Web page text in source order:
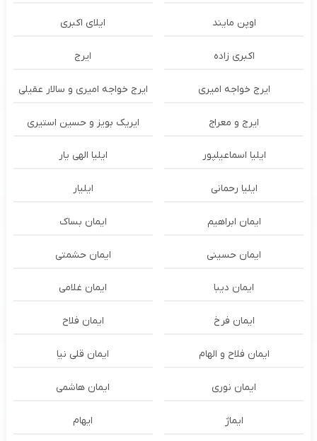
اوپن مایند ايلاى اكبرى
اکبری زاده ایرج
ایرج خواجه امیری ایرج خواجه امیری و سالار عقیلی
ایرج و معراج ایریک بویز و حسین استیری
ایلیا اسماعیلپور ایلیا الهی یار
ایلیا رحمانی ایلیار
ایمان ابراهیم ایمان بساک
ایمان حسینی ایمان حشمتی
ایمان دیبا ایمان غلامی
ایمان فرخ ایمان فلاح
ایمان فلاح و الهام ایمان قلی نیا
ایمان نوری ایمان هاشمی
ایماژ ایهام